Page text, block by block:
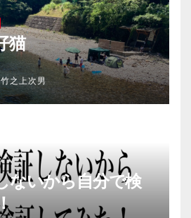
猫
竹之上次男
ないから自分で検